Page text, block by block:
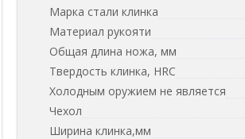
Марка стали клинка
Материал рукояти
Общая длина ножа, мм
Твердость клинка, HRC
Холодным оружием не является
Чехол
Ширина клинка,мм